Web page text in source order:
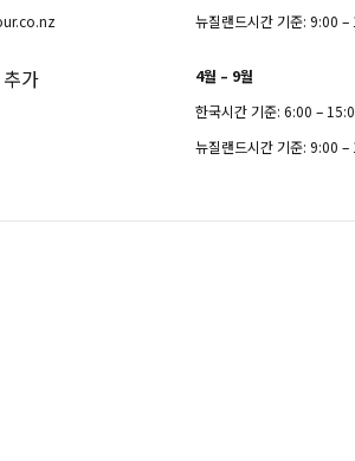
뉴질랜드시간 기준: 9:00
4월 – 9월
한국시간 기준: 6:00 –
뉴질랜드시간 기준: 9:00